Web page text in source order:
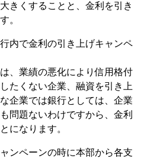
きくすることと、金利を引き
。
内で金利の引き上げキャンペ
、業績の悪化により信用格付
たくない企業、融資を引き上
企業では銀行としては、企業
問題ないわけですから、金利
になります。
ンペーンの時に本部から各支